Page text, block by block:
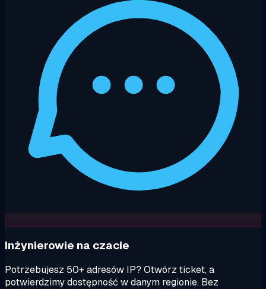
Inżynierowie na czacie
Potrzebujesz 50+ adresów IP? Otwórz ticket, a
potwierdzimy dostępność w danym regionie. Bez